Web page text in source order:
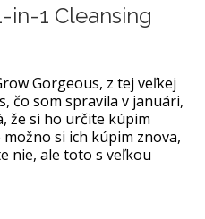
in-1 Cleansing
Gorgeous, z tej veľkej
čo som spravila v januári,
že si ho určite kúpim
si ich kúpim znova,
nie, ale toto s veľkou